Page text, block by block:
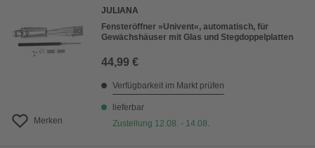
Merken
JULIANA
Fensteröffner »Univent«, automatisch, für
Gewächshäuser mit Glas und Stegdoppelplatten
44,99 €
Verfügbarkeit im Markt prüfen
lieferbar
Zustellung 12.08. - 14.08.